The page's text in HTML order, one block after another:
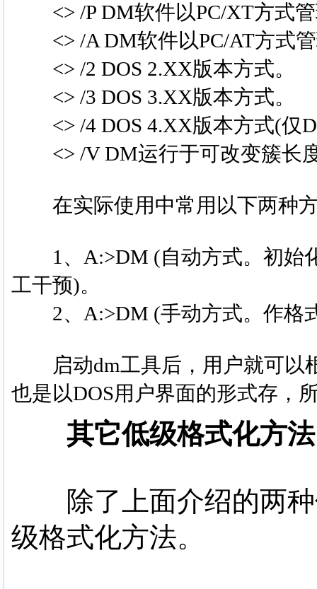
<> /P DM软件以PC/XT方式管
<> /A DM软件以PC/AT方式管
<> /2 DOS 2.XX版本方式。
<> /3 DOS 3.XX版本方式。
<> /4 DOS 4.XX版本方式(仅
<> /V DM运行于可改变簇长
在实际使用中常用以下两种
1、A:>DM (自动方式。初始
工干预)。
2、A:>DM (手动方式。作格
启动dm工具后，用户就可以
也是以DOS用户界面的形式存，
其它低级格式化方法
除了上面介绍的两种
级格式化方法。